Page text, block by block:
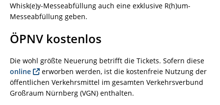
Whisk(e)y-Messeabfüllung auch eine exklusive R(h)um-
Messeabfüllung geben.
ÖPNV kostenlos
Die wohl größte Neuerung betrifft die Tickets. Sofern diese
online
erworben werden, ist die kostenfreie Nutzung der
öffentlichen Verkehrsmittel im gesamten Verkehrsverbund
Großraum Nürnberg (VGN) enthalten.